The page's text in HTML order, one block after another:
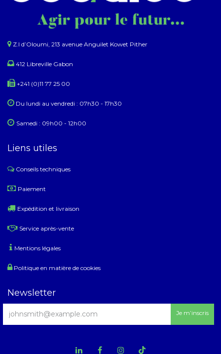
Z.I d’Oloumi, 213 avenue Anguilet Kowet Pither​
412 Libreville Gabon
+241 (0)11 77 25 00
Du lundi au ​​vendredi : 07h30 - 17h30
Samedi : 09h00 - 12h00
Liens utiles
Conseils techniques
​ Paiement
Expédition et livraison
Service après-vente
Mentions légales
Politique en matière de cookies
Newsletter
Je m’inscris